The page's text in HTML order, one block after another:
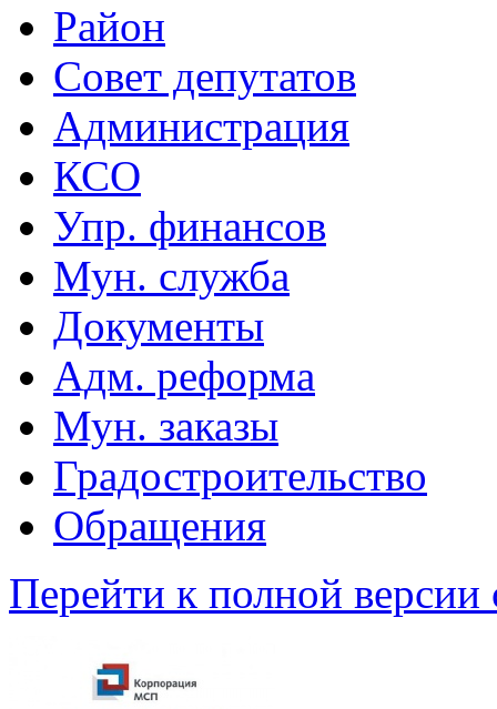
Район
Совет депутатов
Администрация
КСО
Упр. финансов
Мун. служба
Документы
Адм. реформа
Мун. заказы
Градостроительство
Обращения
Перейти к полной версии